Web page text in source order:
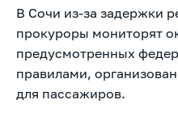
В Сочи из-за задержки
прокуроры мониторят
предусмотренных
правилами,
для пассажиров.